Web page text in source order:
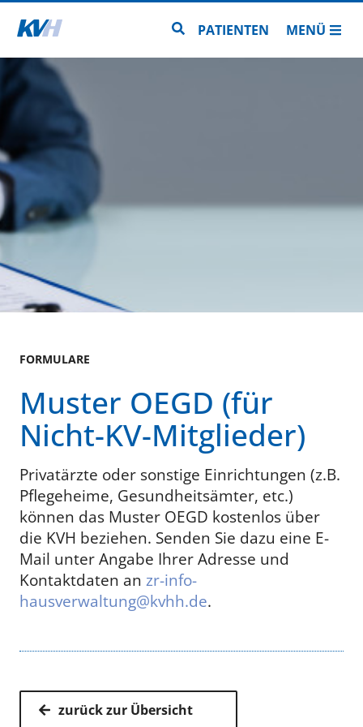
Zur Startseite Zur Seitensuche
PATIENTEN MENÜ
FORMULARE
Muster OEGD (für
Nicht-KV-Mitglieder)
Privatärzte oder sonstige Einrichtungen (z.B.
Pflegeheime, Gesundheitsämter, etc.)
können das Muster OEGD kostenlos über
die KVH beziehen. Senden Sie dazu eine E-
Mail unter Angabe Ihrer Adresse und
Kontaktdaten an zr-info-
hausverwaltung@kvhh.de.
zurück zur Übersicht